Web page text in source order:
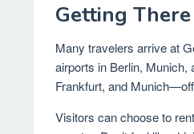
Getting There
Many travelers arrive at
airports in Berlin, Munich,
Frankfurt, and
Visitors can choose to